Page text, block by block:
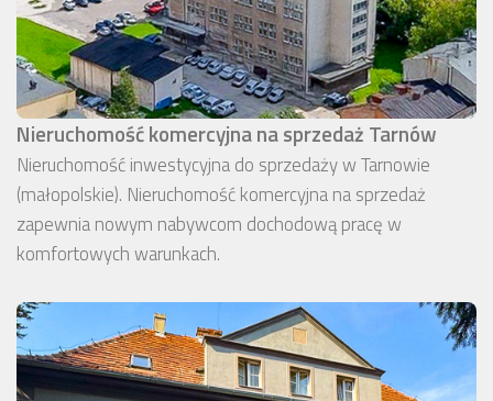
Nieruchomość komercyjna na sprzedaż Tarnów
Nieruchomość inwestycyjna do sprzedaży w Tarnowie
(małopolskie). Nieruchomość komercyjna na sprzedaż
zapewnia nowym nabywcom dochodową pracę w
komfortowych warunkach.